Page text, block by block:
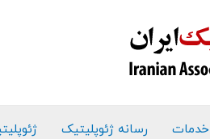
خدمات رسانه ژئوپلیتیک